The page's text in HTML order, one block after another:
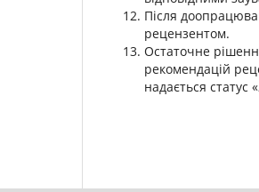
Після
рецензентом.
Остаточне
рекомендацій
надається статус «